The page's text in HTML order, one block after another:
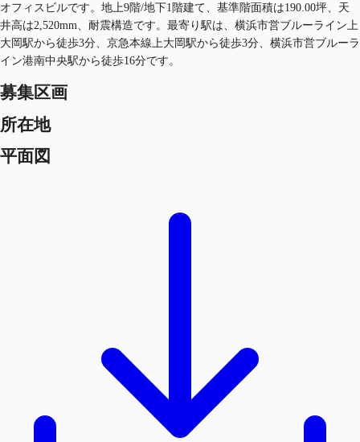
オフィスビルです。地上9階/地下1階建て、基準階面積は190.00坪、天
井高は2,520mm、耐震構造です。最寄り駅は、横浜市営ブルーライン上
大岡駅から徒歩3分、京急本線上大岡駅から徒歩3分、横浜市営ブルーラ
イン港南中央駅から徒歩16分です。
募集区画
所在地
平面図